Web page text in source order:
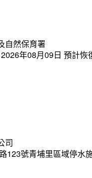
自然保育署
年08月09日 預計
司
123號青埔里區域停水